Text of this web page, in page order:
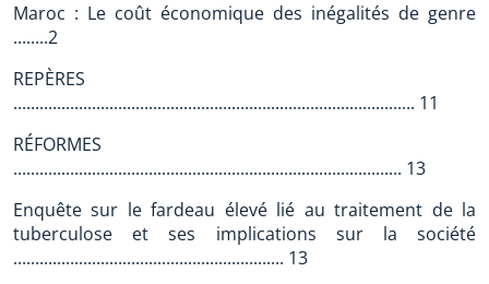
Maroc : Le coût économique des inégalités de genre
........2
REPÈRES
............................................................................................ 11
RÉFORMES
......................................................................................... 13
Enquête sur le fardeau élevé lié au traitement de la
tuberculose et ses implications sur la société
.............................................................. 13